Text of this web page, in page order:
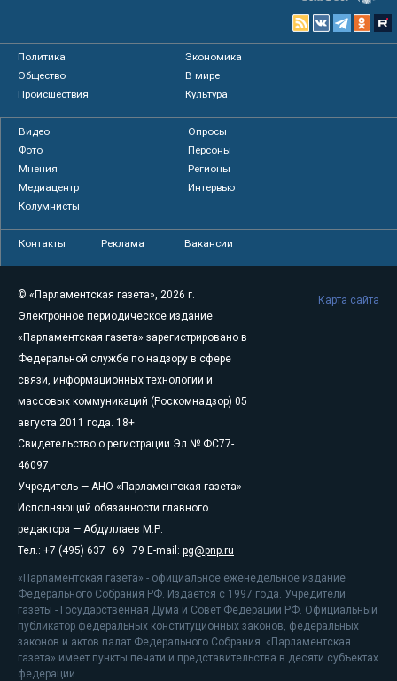
Политика
Экономика
Общество
В мире
Происшествия
Культура
Видео
Опросы
Фото
Персоны
Мнения
Регионы
Медиацентр
Интервью
Колумнисты
Контакты Реклама Вакансии
© «Парламентская газета», 2026 г.
Электронное периодическое издание
«Парламентская газета» зарегистрировано в
Федеральной службе по надзору в сфере
связи, информационных технологий и
массовых коммуникаций (Роскомнадзор) 05
августа 2011 года. 18+
Свидетельство о регистрации Эл № ФС77-
46097
Учредитель — АНО «Парламентская газета»
Исполняющий обязанности главного
редактора — Абдуллаев М.Р.
Тел.: +7 (495) 637–69–79 E-mail: pg@pnp.ru
«Парламентская газета» - официальное еженедельное издание
Федерального Собрания РФ. Издается с 1997 года. Учредители
газеты - Государственная Дума и Совет Федерации РФ. Официальный
публикатор федеральных конституционных законов, федеральных
законов и актов палат Федерального Собрания. «Парламентская
газета» имеет пункты печати и представительства в десяти субъектах
федерации.
Карта сайта